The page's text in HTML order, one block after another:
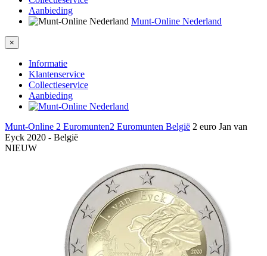
Aanbieding
Munt-Online Nederland
×
Informatie
Klantenservice
Collectieservice
Aanbieding
Munt-Online 2 Euromunten2 Euromunten België 2 euro Jan van
Eyck 2020 - België
NIEUW